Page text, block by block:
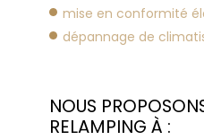
mise en conformité
dépannage de
NOUS
RELAMPING À :